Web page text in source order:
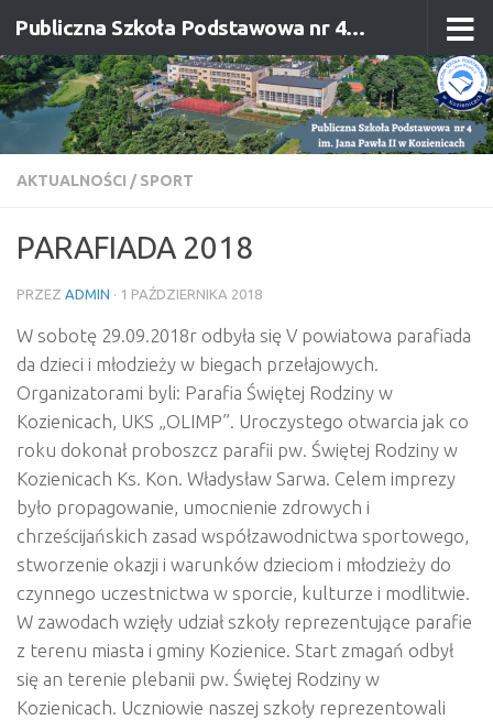
Przejdź do treści Publiczna Szkoła Podstawowa nr 4 im. Jana Pawła II w Kozienicach
AKTUALNOŚCI / SPORT
PARAFIADA 2018
PRZEZ ADMIN · 1 PAŹDZIERNIKA 2018
W sobotę 29.09.2018r odbyła się V powiatowa parafiada
da dzieci i młodzieży w biegach przełajowych.
Organizatorami byli: Parafia Świętej Rodziny w
Kozienicach, UKS „OLIMP”. Uroczystego otwarcia jak co
roku dokonał proboszcz parafii pw. Świętej Rodziny w
Kozienicach Ks. Kon. Władysław Sarwa. Celem imprezy
było propagowanie, umocnienie zdrowych i
chrześcijańskich zasad współzawodnictwa sportowego,
stworzenie okazji i warunków dzieciom i młodzieży do
czynnego uczestnictwa w sporcie, kulturze i modlitwie.
W zawodach wzięły udział szkoły reprezentujące parafie
z terenu miasta i gminy Kozienice. Start zmagań odbył
się an terenie plebanii pw. Świętej Rodziny w
Kozienicach. Uczniowie naszej szkoły reprezentowali